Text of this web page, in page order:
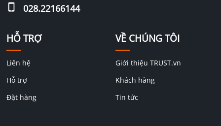
HỖ TRỢ
Liên hệ
Hỗ trợ
Đặt hàng
VỀ CHÚNG TÔI
Giới thiệu TRUST.vn
Khách hàng
Tin tức
028.22166144